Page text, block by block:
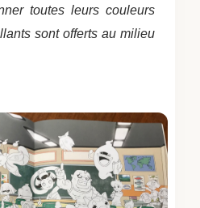
toutes leurs couleurs
sont offerts au milieu